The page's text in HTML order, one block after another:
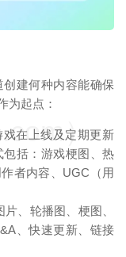
建何种内容能确保
为起点：
在上线及定期更新
括：游戏梗图、热
者内容、UGC（用
、轮播图、梗图、
、快速更新、链接
）